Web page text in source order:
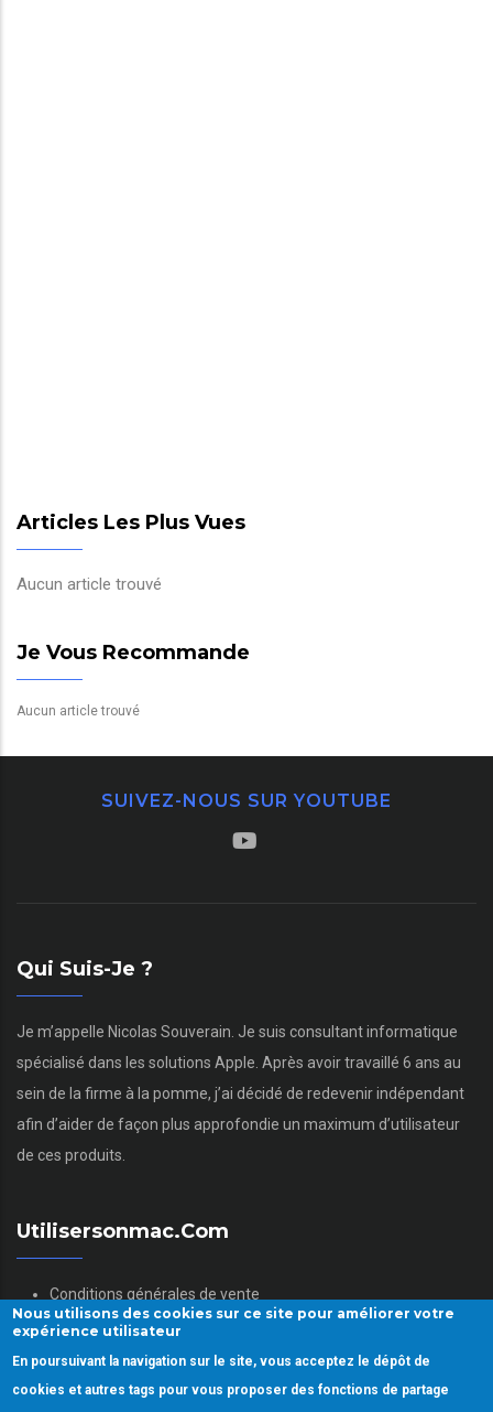
Articles Les Plus Vues
Aucun article trouvé
Je Vous Recommande
Aucun article trouvé
SUIVEZ-NOUS SUR YOUTUBE
Qui Suis-Je ?
Je m’appelle Nicolas Souverain. Je suis consultant informatique
spécialisé dans les solutions Apple. Après avoir travaillé 6 ans au
sein de la firme à la pomme, j’ai décidé de redevenir indépendant
afin d’aider de façon plus approfondie un maximum d’utilisateur
de ces produits.
Utilisersonmac.com
Conditions générales de vente
Mentions légales
Politique des données personnelles
Gestion des Cookies
Nous utilisons des cookies sur ce site pour améliorer votre
expérience utilisateur
En poursuivant la navigation sur le site, vous acceptez le dépôt de
cookies et autres tags pour vous proposer des fonctions de partage